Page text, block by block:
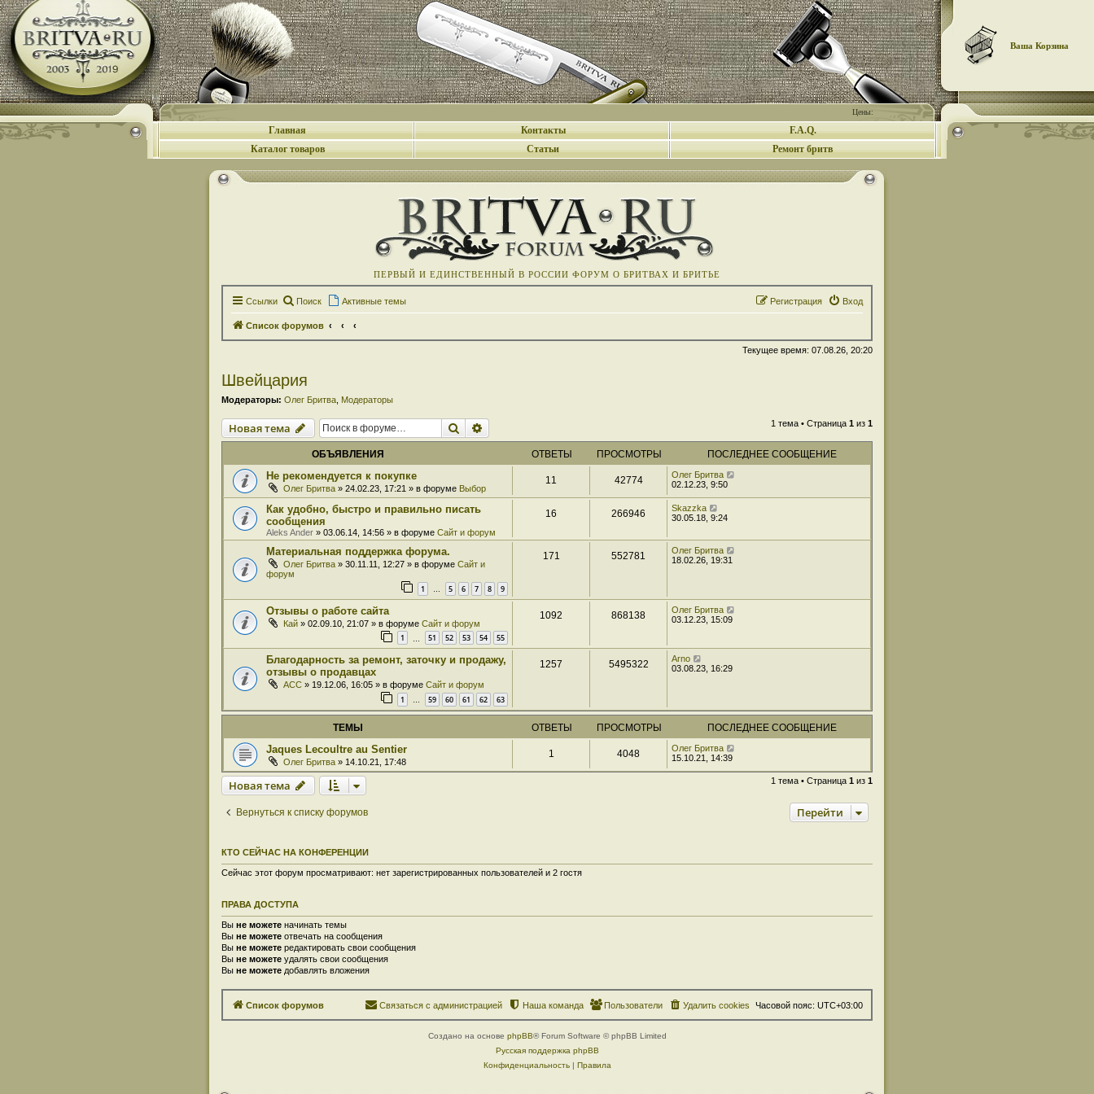
Цены:
Ваша Корзина
Главная Контакты
F.A.Q.
Каталог товаров
Статьи Ремонт бритв
ПЕРВЫЙ И ЕДИНСТВЕННЫЙ В РОССИИ ФОРУМ О БРИТВАХ И БРИТЬЕ
Ссылки Поиск Активные темы Вход
Регистрация
Список форумов
Текущее время: 07.08.26, 20:20
Швейцария
Модераторы: Олег Бритва Модераторы
Новая тема Поиск 1 тема • Страница 1 из 1
ОБЪЯВЛЕНИЯ ОТВЕТЫ ПРОСМОТРЫ ПОСЛЕДНЕЕ СООБЩЕНИЕ
Не рекомендуется к покупке
Олег Бритва » 24.02.23, 17:21 » в форуме Выбор
11 42774
Олег Бритва
02.12.23, 9:50
Как удобно, быстро и правильно писать
сообщения
Aleks Ander » 03.06.14, 14:56 » в форуме Сайт и форум
16 266946
Skazzka
30.05.18, 9:24
Материальная поддержка форума.
Олег Бритва » 30.11.11, 12:27 » в форуме Сайт и
форум
1 … 5 6 7 8 9
171 552781
Олег Бритва
18.02.26, 19:31
Отзывы о работе сайта
Кай » 02.09.10, 21:07 » в форуме Сайт и форум
1 51 52 53 54 55
1092 868138
Олег Бритва
03.12.23, 15:09
Благодарность за ремонт, заточку и продажу,
отзывы о продавцах
ACC » 19.12.06, 16:05 » в форуме Сайт и форум
1 … 59 60 61 62 63
1257 5495322
Arno
03.08.23, 16:29
ТЕМЫ ОТВЕТЫ ПРОСМОТРЫ ПОСЛЕДНЕЕ СООБЩЕНИЕ
Jaques Lecoultre au Sentier
Олег Бритва » 14.10.21, 17:48
1 4048
Олег Бритва
15.10.21, 14:39
Новая тема 1 тема • Страница 1 из 1
Вернуться к списку форумов Перейти
КТО СЕЙЧАС НА КОНФЕРЕНЦИИ
Сейчас этот форум просматривают: нет зарегистрированных пользователей и 2 гостя
ПРАВА ДОСТУПА
Вы не можете начинать темы
Вы не можете отвечать на сообщения
Вы не можете редактировать свои сообщения
Вы не можете удалять свои сообщения
Вы не можете добавлять вложения
Список форумов Часовой пояс: UTC+03:00
Удалить cookies
Пользователи
Наша команда
Связаться с администрацией
Создано на основе phpBB® Forum Software © phpBB Limited
Русская поддержка phpBB
Конфиденциальность| Правила